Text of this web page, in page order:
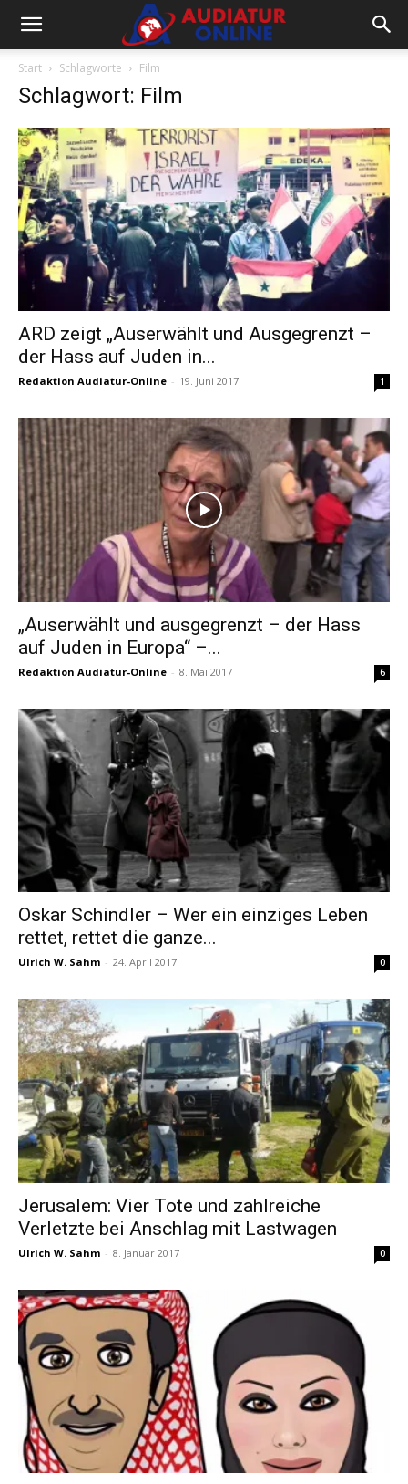
Start Schlagworte Film
Schlagwort: Film
ARD zeigt „Auserwählt und Ausgegrenzt –
der Hass auf Juden in...
Redaktion Audiatur-Online - 19. Juni 2017 1
„Auserwählt und ausgegrenzt – der Hass
auf Juden in Europa“ –...
Redaktion Audiatur-Online - 8. Mai 2017 6
Oskar Schindler – Wer ein einziges Leben
rettet, rettet die ganze...
Ulrich W. Sahm - 24. April 2017 0
Jerusalem: Vier Tote und zahlreiche
Verletzte bei Anschlag mit Lastwagen
Ulrich W. Sahm - 8. Januar 2017 0